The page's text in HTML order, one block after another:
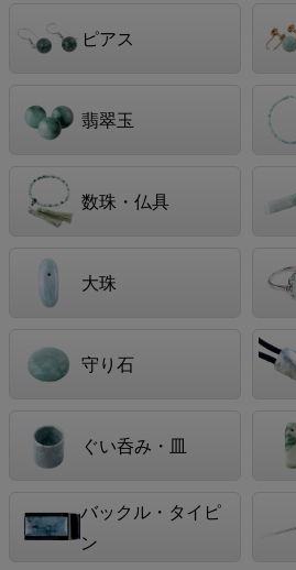
ピアス
翡翠玉
数珠・仏具
大珠
守り石
ぐい呑み・皿
バックル・タイピ
ン